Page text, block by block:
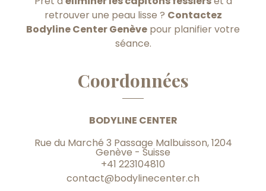
retrouver une peau lisse ? Contactez
Bodyline Center Genève pour planifier votre
séance.
Coordonnées
BODYLINE CENTER
Rue du Marché 3 Passage Malbuisson, 1204
Genève - Suisse
+41 223104810
contact@bodylinecenter.ch